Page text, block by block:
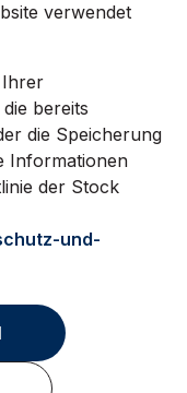
verwendet
Ihrer
bereits
die Speicherung
Informationen
der Stock
und-